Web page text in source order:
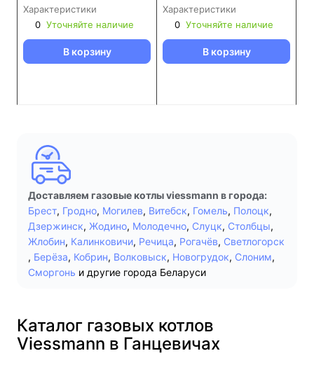
Характеристики
0 Уточняйте наличие
В корзину
Характеристики
0 Уточняйте наличие
В корзину
Доставляем газовые котлы viessmann в города:
Брест, Гродно, Могилев, Витебск, Гомель, Полоцк,
Дзержинск, Жодино, Молодечно, Слуцк, Столбцы,
Жлобин, Калинковичи, Речица, Рогачёв, Светлогорск
, Берёза, Кобрин, Волковыск, Новогрудок, Слоним,
Сморгонь и другие города Беларуси
Каталог газовых котлов
Viessmann в Ганцевичах